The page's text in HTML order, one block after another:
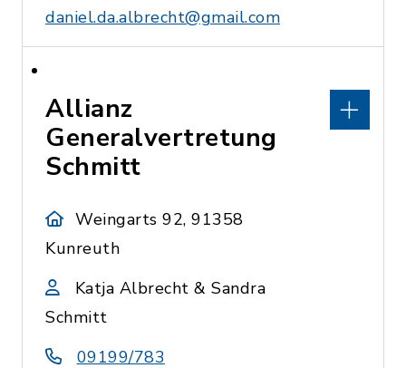
daniel.da.albrecht@gmail.com
Allianz
Generalvertretung
Schmitt
Weingarts 92, 91358
Kunreuth
Katja Albrecht & Sandra
Schmitt
09199/783